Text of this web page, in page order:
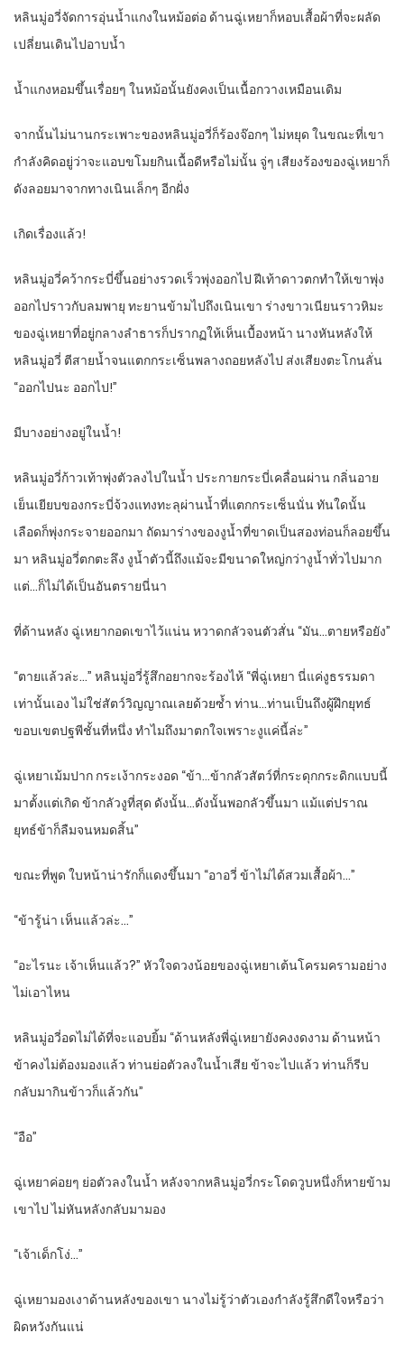
หลินมู่อวี่จัดการอุ่นน้ำแกงในหม้อต่อ ด้านฉู่เหยาก็หอบเสื้อผ้าที่จะผลัด
เปลี่ยนเดินไปอาบน้ำ
น้ำแกงหอมขึ้นเรื่อยๆ ในหม้อนั้นยังคงเป็นเนื้อกวางเหมือนเดิม
จากนั้นไม่นานกระเพาะของหลินมู่อวี่ก็ร้องจ๊อกๆ ไม่หยุด ในขณะที่เขา
กำลังคิดอยู่ว่าจะแอบขโมยกินเนื้อดีหรือไม่นั้น จู่ๆ เสียงร้องของฉู่เหยาก็
ดังลอยมาจากทางเนินเล็กๆ อีกฝั่ง
เกิดเรื่องแล้ว!
หลินมู่อวี่คว้ากระบี่ขึ้นอย่างรวดเร็วพุ่งออกไป ฝีเท้าดาวตกทำให้เขาพุ่ง
ออกไปราวกับลมพายุ ทะยานข้ามไปถึงเนินเขา ร่างขาวเนียนราวหิมะ
ของฉู่เหยาที่อยู่กลางลำธารก็ปรากฏให้เห็นเบื้องหน้า นางหันหลังให้
หลินมู่อวี่ ตีสายน้ำจนแตกกระเซ็นพลางถอยหลังไป ส่งเสียงตะโกนลั่น
“ออกไปนะ ออกไป!”
มีบางอย่างอยู่ในน้ำ!
หลินมู่อวี่ก้าวเท้าพุ่งตัวลงไปในน้ำ ประกายกระบี่เคลื่อนผ่าน กลิ่นอาย
เย็นเยียบของกระบี่จ้วงแทงทะลุผ่านน้ำที่แตกกระเซ็นนั่น ทันใดนั้น
เลือดก็พุ่งกระจายออกมา ถัดมาร่างของงูน้ำที่ขาดเป็นสองท่อนก็ลอยขึ้น
มา หลินมู่อวี่ตกตะลึง งูน้ำตัวนี้ถึงแม้จะมีขนาดใหญ่กว่างูน้ำทั่วไปมาก
แต่…ก็ไม่ได้เป็นอันตรายนี่นา
ที่ด้านหลัง ฉู่เหยากอดเขาไว้แน่น หวาดกลัวจนตัวสั่น “มัน…ตายหรือยัง”
“ตายแล้วล่ะ…” หลินมู่อวี่รู้สึกอยากจะร้องไห้ “พี่ฉู่เหยา นี่แค่งูธรรมดา
เท่านั้นเอง ไม่ใช่สัตว์วิญญาณเลยด้วยซ้ำ ท่าน…ท่านเป็นถึงผู้ฝึกยุทธ์
ขอบเขตปฐพีชั้นที่หนึ่ง ทำไมถึงมาตกใจเพราะงูแค่นี้ล่ะ”
ฉู่เหยาเม้มปาก กระเง้ากระงอด “ข้า…ข้ากลัวสัตว์ที่กระดุกกระดิกแบบนี้
มาตั้งแต่เกิด ข้ากลัวงูที่สุด ดังนั้น…ดังนั้นพอกลัวขึ้นมา แม้แต่ปราณ
ยุทธ์ข้าก็ลืมจนหมดสิ้น”
ขณะที่พูด ใบหน้าน่ารักก็แดงขึ้นมา “อาอวี่ ข้าไม่ได้สวมเสื้อผ้า…”
“ข้ารู้น่า เห็นแล้วล่ะ…”
“อะไรนะ เจ้าเห็นแล้ว?” หัวใจดวงน้อยของฉู่เหยาเต้นโครมครามอย่าง
ไม่เอาไหน
หลินมู่อวี่อดไม่ได้ที่จะแอบยิ้ม “ด้านหลังพี่ฉู่เหยายังคงงดงาม ด้านหน้า
ข้าคงไม่ต้องมองแล้ว ท่านย่อตัวลงในน้ำเสีย ข้าจะไปแล้ว ท่านก็รีบ
กลับมากินข้าวก็แล้วกัน”
“อือ”
ฉู่เหยาค่อยๆ ย่อตัวลงในน้ำ หลังจากหลินมู่อวี่กระโดดวูบหนึ่งก็หายข้าม
เขาไป ไม่หันหลังกลับมามอง
“เจ้าเด็กโง่…”
ฉู่เหยามองเงาด้านหลังของเขา นางไม่รู้ว่าตัวเองกำลังรู้สึกดีใจหรือว่า
ผิดหวังกันแน่